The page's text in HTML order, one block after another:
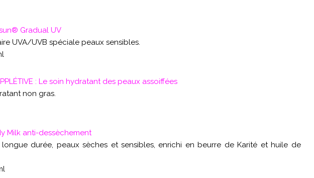
Gradual UV
UVA/UVB spéciale peaux sensibles.
: Le soin hydratant des peaux assoiffées
non gras.
Milk anti-dessèchement
durée, peaux sèches et sensibles, enrichi en beurre de Karité et huile de